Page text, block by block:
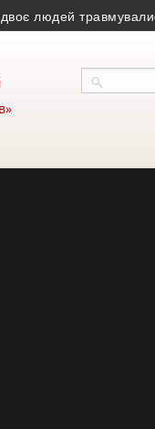
травмувалися •